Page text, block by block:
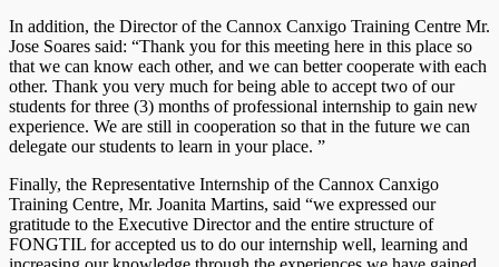
In addition, the Director of the Cannox Canxigo Training Centre Mr.
Jose Soares said: “Thank you for this meeting here in this place so
that we can know each other, and we can better cooperate with each
other. Thank you very much for being able to accept two of our
students for three (3) months of professional internship to gain new
experience. We are still in cooperation so that in the future we can
delegate our students to learn in your place. ”
Finally, the Representative Internship of the Cannox Canxigo
Training Centre, Mr. Joanita Martins, said “we expressed our
gratitude to the Executive Director and the entire structure of
FONGTIL for accepted us to do our internship well, learning and